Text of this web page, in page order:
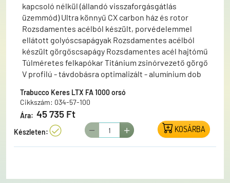
kapcsoló nélkül (állandó visszaforgásgátlás
üzemmód) Ultra könnyű CX carbon ház és rotor
Rozsdamentes acélból készült, porvédelemmel
ellátott golyóscsapágyak Rozsdamentes acélból
készült görgőscsapágy Rozsdamentes acél hajtómű
Túlméretes felkapókar Titánium zsinórvezető görgő
V profilú - távdobásra optimalizált - alumínium dob
rendszer nagy szilárdságű műanyag és acél
lamellákkal CNC technológiával készült alumínium
hajtókar, CX carbon markolattal Az orsóhoz pótdob
rendelhető a 034-57-910 cikkszámon
Trabucco Keres LTX FA 1000 orsó
Cikkszám: 034-57-100
Ára: 45 735 Ft
Készleten: KOSÁRBA